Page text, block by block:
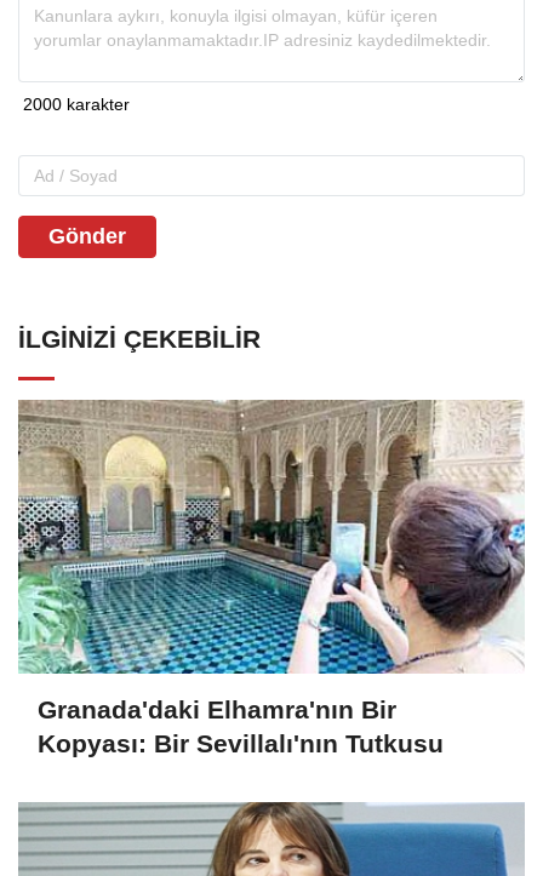
Gönder
İLGINIZI ÇEKEBILIR
Granada'daki Elhamra'nın Bir
Kopyası: Bir Sevillalı'nın Tutkusu